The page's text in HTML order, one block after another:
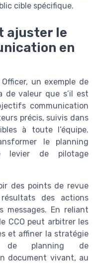
cible spécifique.
ajuster le
en
un exemple de
de valeur que s’il est
communication
précis, suivis dans
à toute l’équipe.
le planning
levier de pilotage
des points de revue
des actions
messages. En reliant
CCO peut arbitrer les
et affiner la stratégie
de planning de
document vivant, au